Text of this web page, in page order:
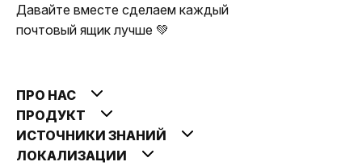
Давайте вместе сделаем каждый
почтовый ящик лучше 💚
ПРО НАС
ПРОДУКТ
ИСТОЧНИКИ ЗНАНИЙ
ЛОКАЛИЗАЦИИ